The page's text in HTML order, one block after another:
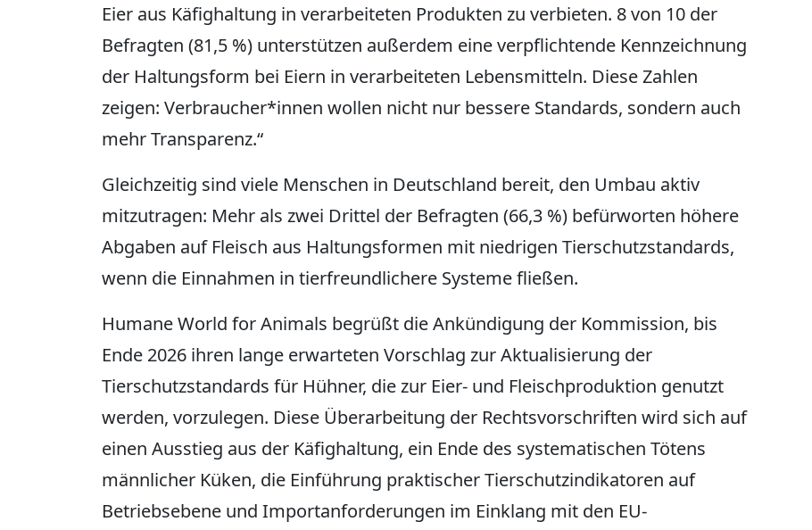
Eier aus Käfighaltung in verarbeiteten Produkten zu verbieten. 8 von 10 der
Befragten (81,5 %) unterstützen außerdem eine verpflichtende Kennzeichnung
der Haltungsform bei Eiern in verarbeiteten Lebensmitteln. Diese Zahlen
zeigen: Verbraucher*innen wollen nicht nur bessere Standards, sondern auch
mehr Transparenz.“
Gleichzeitig sind viele Menschen in Deutschland bereit, den Umbau aktiv
mitzutragen: Mehr als zwei Drittel der Befragten (66,3 %) befürworten höhere
Abgaben auf Fleisch aus Haltungsformen mit niedrigen Tierschutzstandards,
wenn die Einnahmen in tierfreundlichere Systeme fließen.
Humane World for Animals begrüßt die Ankündigung der Kommission, bis
Ende 2026 ihren lange erwarteten Vorschlag zur Aktualisierung der
Tierschutzstandards für Hühner, die zur Eier- und Fleischproduktion genutzt
werden, vorzulegen. Diese Überarbeitung der Rechtsvorschriften wird sich auf
einen Ausstieg aus der Käfighaltung, ein Ende des systematischen Tötens
männlicher Küken, die Einführung praktischer Tierschutzindikatoren auf
Betriebsebene und Importanforderungen im Einklang mit den EU-